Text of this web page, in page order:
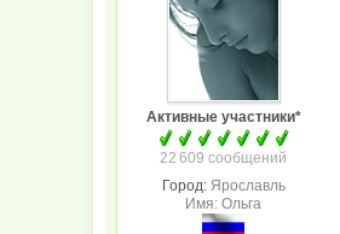
Активные участники*
22 609 сообщений
Город: Ярославль
Имя: Ольга